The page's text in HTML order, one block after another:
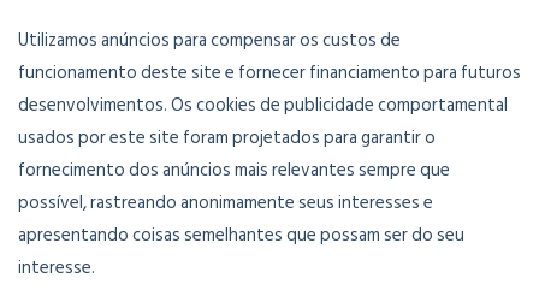
Utilizamos anúncios para compensar os custos de
funcionamento deste site e fornecer financiamento para futuros
desenvolvimentos. Os cookies de publicidade comportamental
usados ​​por este site foram projetados para garantir o
fornecimento dos anúncios mais relevantes sempre que
possível, rastreando anonimamente seus interesses e
apresentando coisas semelhantes que possam ser do seu
interesse.